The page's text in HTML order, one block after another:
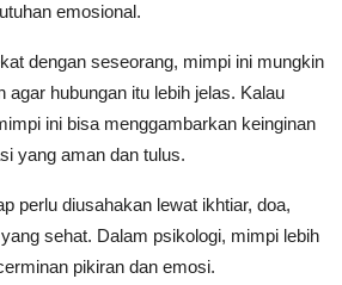
emosional.
dengan seseorang, mimpi ini mungkin
agar hubungan itu lebih jelas. Kalau
ini bisa menggambarkan keinginan
yang aman dan tulus.
perlu diusahakan lewat ikhtiar, doa,
sehat. Dalam psikologi, mimpi lebih
pikiran dan emosi.